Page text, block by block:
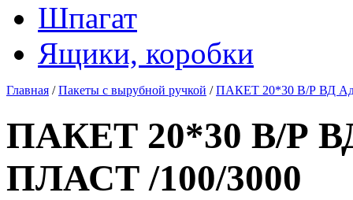
Шпагат
Ящики, коробки
Главная /Пакеты с вырубной ручкой /ПАКЕТ 20*30 В/Р ВД
ПАКЕТ 20*30 В/Р
ПЛАСТ /100/3000